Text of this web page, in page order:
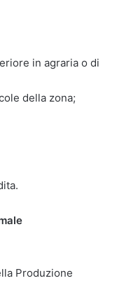
in agraria o di
della zona;
Produzione